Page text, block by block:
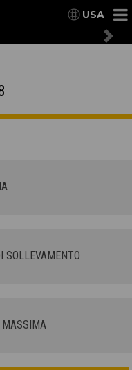
USA
MASSIMA